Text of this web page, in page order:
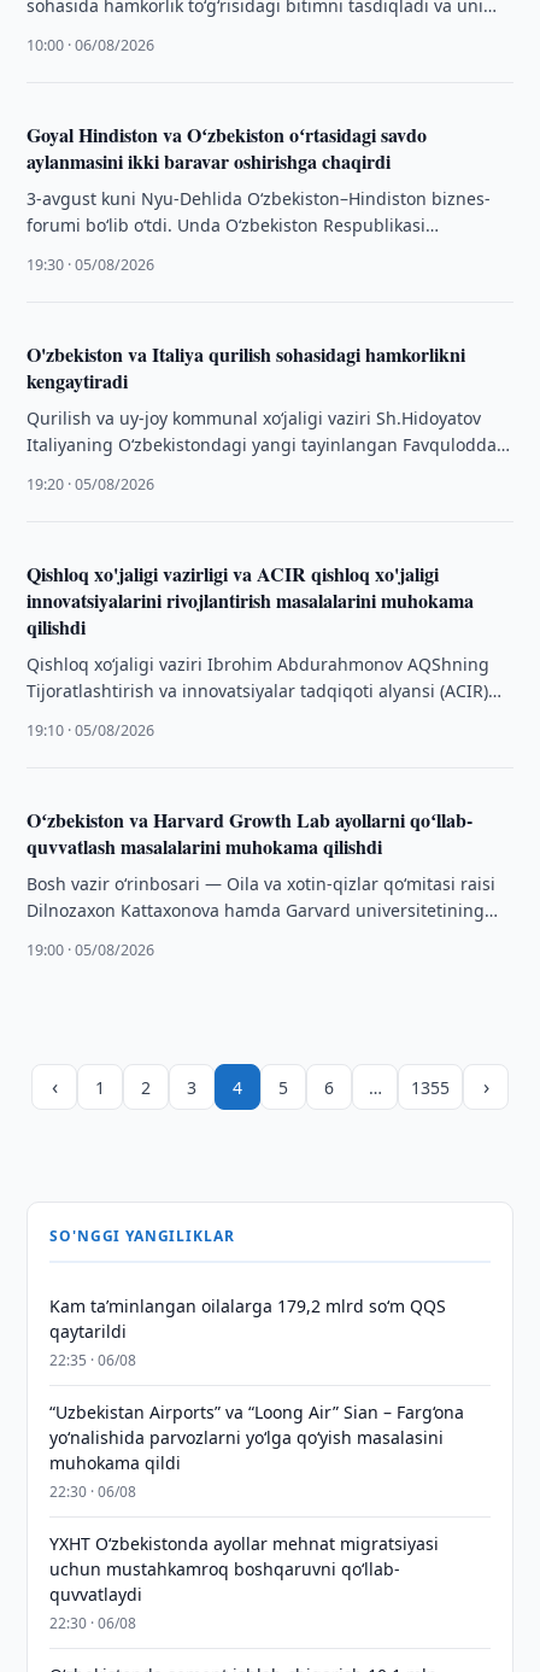
sohasida hamkorlik to‘g‘risidagi bitimni tasdiqladi va uni
10:00 · 06/08/2026
Goyal Hindiston va Oʻzbekiston oʻrtasidagi savdo
aylanmasini ikki baravar oshirishga chaqirdi
3-avgust kuni Nyu-Dehlida O‘zbekiston–Hindiston biznes-
forumi bo‘lib o‘tdi. Unda O‘zbekiston Respublikasi
Hindiston Savdo va …
19:30 · 05/08/2026
O'zbekiston va Italiya qurilish sohasidagi hamkorlikni
kengaytiradi
Qurilish va uy-joy kommunal xo‘jaligi vaziri Sh.Hidoyatov
Italiyaning O‘zbekistondagi yangi tayinlangan Favqulodda
19:20 · 05/08/2026
Qishloq xo'jaligi vazirligi va ACIR qishloq xo'jaligi
innovatsiyalarini rivojlantirish masalalarini muhokama
qilishdi
Qishloq xo‘jaligi vaziri Ibrohim Abdurahmonov AQShning
Tijoratlashtirish va innovatsiyalar tadqiqoti alyansi (ACIR)
Erik …
19:10 · 05/08/2026
Oʻzbekiston va Harvard Growth Lab ayollarni qoʻllab-
quvvatlash masalalarini muhokama qilishdi
Bosh vazir o‘rinbosari — Oila va xotin-qizlar qo‘mitasi raisi
Dilnozaxon Kattaxonova hamda Garvard universitetining
19:00 · 05/08/2026
‹ 1 2 3 4 5 6 … 1355 ›
SO'NGGI YANGILIKLAR
Kam taʼminlangan oilalarga 179,2 mlrd so‘m QQS
qaytarildi
22:35 · 06/08
“Uzbekistan Airports” va “Loong Air” Sian – Farg‘ona
yo‘nalishida parvozlarni yo‘lga qo‘yish masalasini
muhokama qildi
22:30 · 06/08
YXHT O‘zbekistonda ayollar mehnat migratsiyasi
uchun mustahkamroq boshqaruvni qo‘llab-
quvvatlaydi
22:30 · 06/08